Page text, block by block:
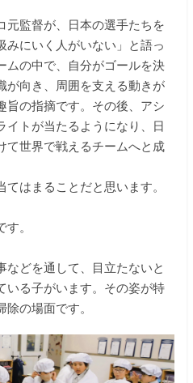
監督が、日本の選手たちを
みにいく人がいない」と語っ
ムの中で、自分がゴールを決
が向き、周囲を支える動きが
旨の指摘です。その後、アシ
イトが当たるようになり、日
て世界で戦えるチームへと成
はまることだと思います。
。
どを通して、目立たないと
いる子がいます。その姿が特
の場面です。